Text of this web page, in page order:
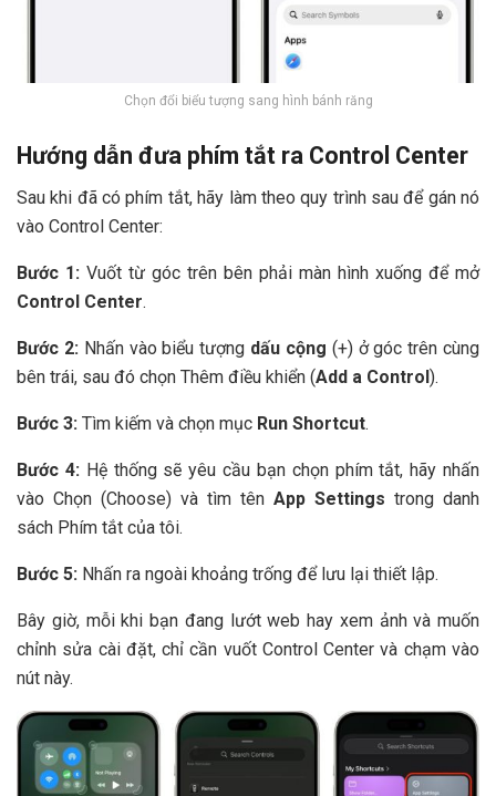
Chọn đổi biểu tượng sang hình bánh răng
Hướng dẫn đưa phím tắt ra Control Center
Sau khi đã có phím tắt, hãy làm theo quy trình sau để gán nó
vào Control Center:
Bước 1: Vuốt từ góc trên bên phải màn hình xuống để mở
Control Center.
Bước 2:Nhấn vào biểu tượng dấu cộng (+) ở góc trên cùng
bên trái, sau đó chọn Thêm điều khiển (Add a Control ).
Bước 3: Tìm kiếm và chọn mục Run Shortcut.
Bước 4:Hệ thống sẽ yêu cầu bạn chọn phím tắt, hãy nhấn
vào Chọn (Choose) và tìm tên App Settings trong danh
sách Phím tắt của tôi.
Bước 5: Nhấn ra ngoài khoảng trống để lưu lại thiết lập.
Bây giờ, mỗi khi bạn đang lướt web hay xem ảnh và muốn
chỉnh sửa cài đặt, chỉ cần vuốt Control Center và chạm vào
nút này.